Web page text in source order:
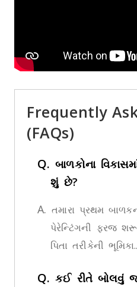
Frequently
(FAQs)
Q.બાળકોના
શું છે?
A.તમારા પ્રથમ
પેરેન્ટિંગની ફરજ શરૂ
પિતા તરીકેની
Q.કઈ રીતે બોલવું